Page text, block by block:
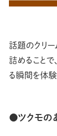
話題のクリー
詰めることで
る瞬間を体験
●ツクモの